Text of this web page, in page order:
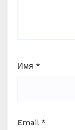
Имя *
Email *